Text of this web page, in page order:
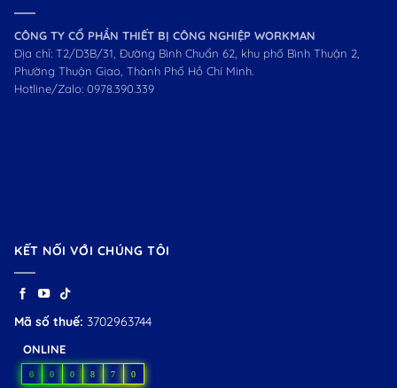
CÔNG TY CỔ PHẦN THIẾT BỊ CÔNG NGHIỆP WORKMAN
Địa chỉ: T2/D3B/31, Đường Bình Chuẩn 62, khu phố Bình Thuận 2,
Phường Thuận Giao, Thành Phố Hồ Chí Minh.
Hotline/Zalo: 0978.390.339
KẾT NỐI VỚI CHÚNG TÔI
Mã số thuế: 3702963744
ONLINE
0 0 0 8 7 0